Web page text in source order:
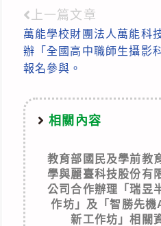
Read
more
articles
上一篇文章
萬能學校財團法人萬能科
辦「全國高中職師生攝影
報名參與。
相關內容
教育部國民及學前教
學與麗臺科技股份有
公司合作辦理「瑞昱
作坊」及「智勝先機
新工作坊」相關